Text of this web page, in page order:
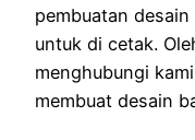
pembuatan
untuk di cetak.
menghubungi
membuat desain